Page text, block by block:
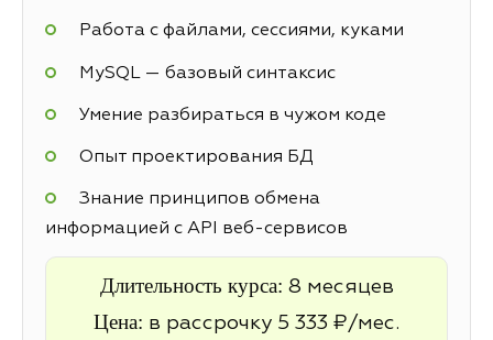
Работа с файлами, сессиями, куками
MySQL — базовый синтаксис
Умение разбираться в чужом коде
Опыт проектирования БД
Знание принципов обмена
информацией с API веб-сервисов
Длительность курса: 8 месяцев
Цена: в рассрочку 5 333 ₽/мес.